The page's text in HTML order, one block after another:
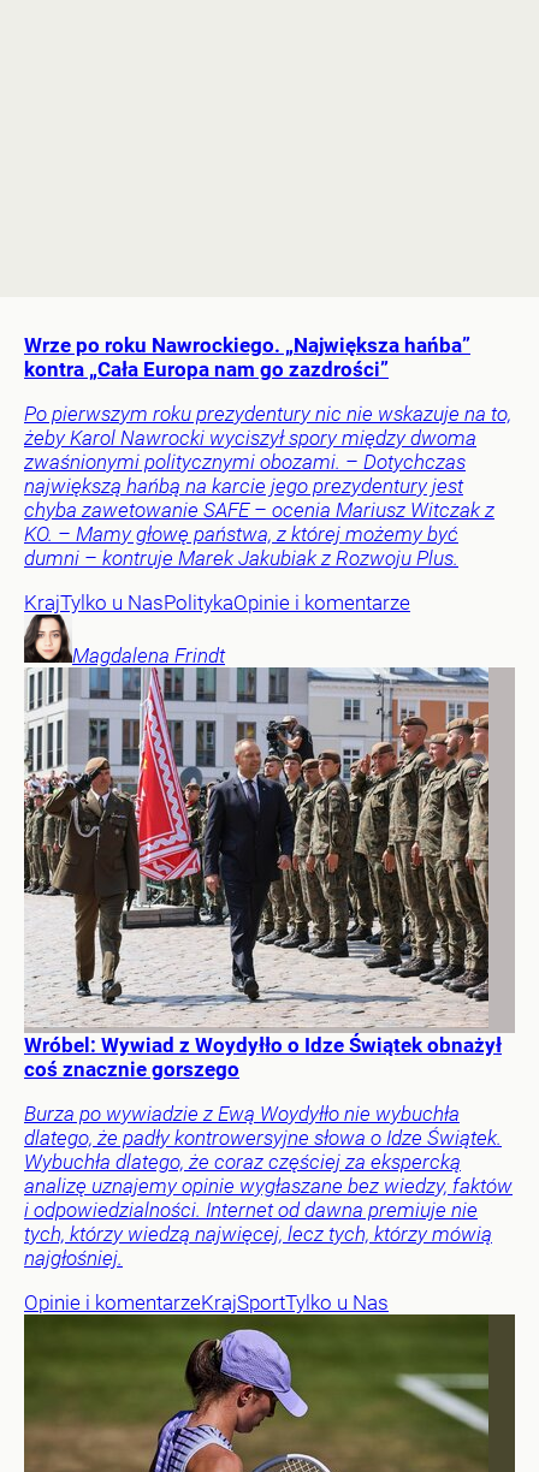
Wrze po roku Nawrockiego. „Największa hańba”
kontra „Cała Europa nam go zazdrości”
Po pierwszym roku prezydentury nic nie wskazuje na to,
żeby Karol Nawrocki wyciszył spory między dwoma
zwaśnionymi politycznymi obozami. – Dotychczas
największą hańbą na karcie jego prezydentury jest
chyba zawetowanie SAFE – ocenia Mariusz Witczak z
KO. – Mamy głowę państwa, z której możemy być
dumni – kontruje Marek Jakubiak z Rozwoju Plus.
KrajTylko u NasPolitykaOpinie i komentarze
Magdalena Frindt
Wróbel: Wywiad z Woydyłło o Idze Świątek obnażył
coś znacznie gorszego
Burza po wywiadzie z Ewą Woydyłło nie wybuchła
dlatego, że padły kontrowersyjne słowa o Idze Świątek.
Wybuchła dlatego, że coraz częściej za ekspercką
analizę uznajemy opinie wygłaszane bez wiedzy, faktów
i odpowiedzialności. Internet od dawna premiuje nie
tych, którzy wiedzą najwięcej, lecz tych, którzy mówią
najgłośniej.
Opinie i komentarzeKrajSportTylko u Nas